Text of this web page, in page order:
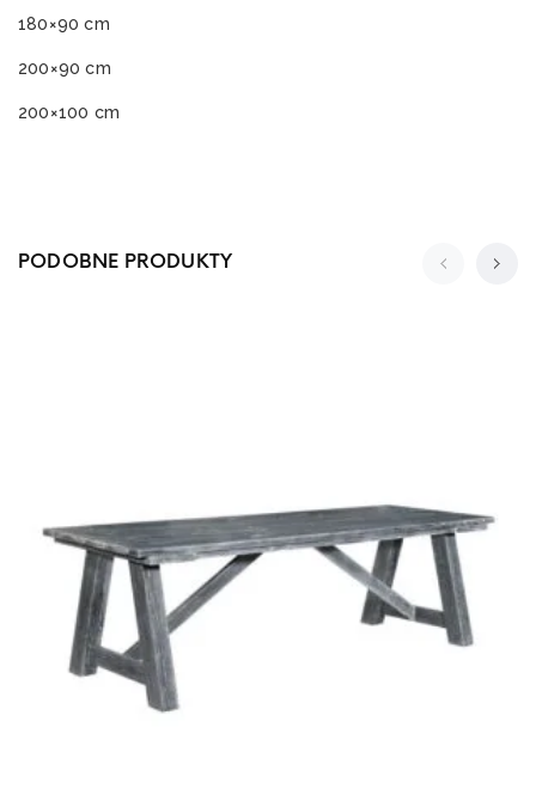
180×90 cm
200×90 cm
200×100 cm
PODOBNE PRODUKTY